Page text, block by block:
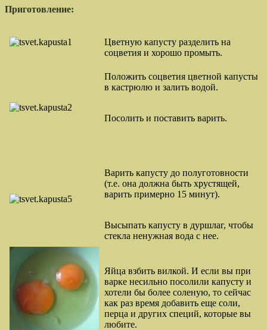
Приготовление:
Цветную капусту разделить на
соцветия и хорошо промыть.
Положить соцветия цветной капусты
в кастрюлю и залить водой.
Посолить и поставить варить.
Варить капусту до полуготовности
(т.е. она должна быть хрустящей,
варить примерно 15 минут).
Высыпать капусту в дуршлаг, чтобы
стекла ненужная вода с нее.
Яйца взбить вилкой. И если вы при
варке несильно посолили капусту и
хотели бы более соленую, то сейчас
как раз время добавить еще соли,
перца и других специй, которые вы
любите.